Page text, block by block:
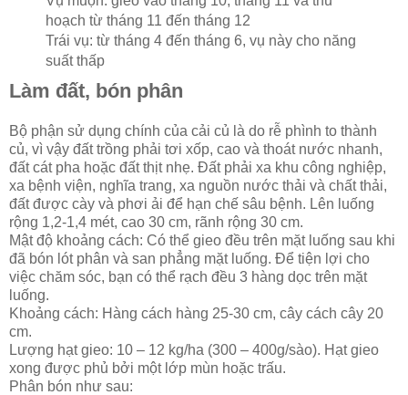
hoạch từ tháng 11 đến tháng 12
Trái vụ: từ tháng 4 đến tháng 6, vụ này cho năng
suất thấp
Làm đất, bón phân
Bộ phận sử dụng chính của cải củ là do rễ phình to thành
củ, vì vậy đất trồng phải tơi xốp, cao và thoát nước nhanh,
đất cát pha hoặc đất thịt nhẹ. Đất phải xa khu công nghiệp,
xa bệnh viện, nghĩa trang, xa nguồn nước thải và chất thải,
đất được cày và phơi ải để hạn chế sâu bệnh. Lên luống
rộng 1,2-1,4 mét, cao 30 cm, rãnh rộng 30 cm.
Mật độ khoảng cách: Có thể gieo đều trên mặt luống sau khi
đã bón lót phân và san phẳng mặt luống. Để tiện lợi cho
việc chăm sóc, bạn có thể rạch đều 3 hàng dọc trên mặt
luống.
Khoảng cách: Hàng cách hàng 25-30 cm, cây cách cây 20
cm.
Lượng hạt gieo: 10 – 12 kg/ha (300 – 400g/sào). Hạt gieo
xong được phủ bởi một lớp mùn hoặc trấu.
Phân bón như sau: